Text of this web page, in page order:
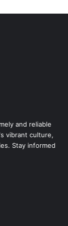
and reliable
vibrant culture,
Stay informed